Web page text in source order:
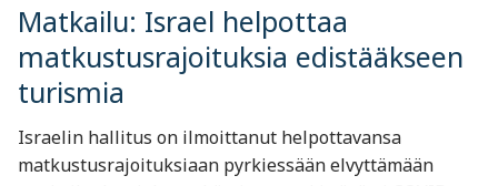
Matkailu: Israel helpottaa
matkustusrajoituksia edistääkseen
turismia
Israelin hallitus on ilmoittanut helpottavansa
matkustusrajoituksiaan pyrkiessään elvyttämään